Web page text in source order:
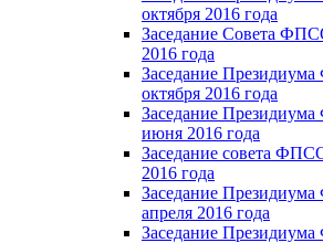
октября 2016 года
Заседание Совета
2016 года
Заседание
октября 2016 года
Заседание
июня 2016 года
Заседание совета
2016 года
Заседание
апреля 2016 года
Заседание